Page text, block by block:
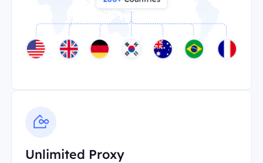
Unlimited Proxy